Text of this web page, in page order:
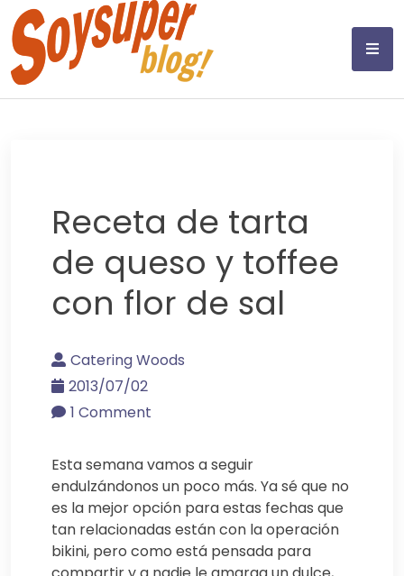
Skip
to
content
Receta de tarta
de queso y toffee
con flor de sal
Catering Woods
2013/07/02
1 Comment
Esta semana vamos a seguir
endulzándonos un poco más. Ya sé que no
es la mejor opción para estas fechas que
tan relacionadas están con la operación
bikini, pero como está pensada para